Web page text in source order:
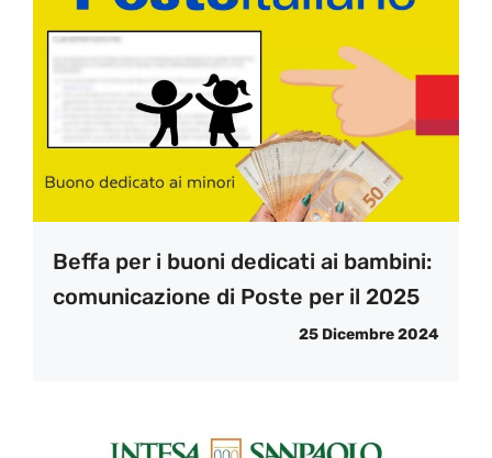
Beffa per i buoni dedicati ai bambini:
comunicazione di Poste per il 2025
25 Dicembre 2024